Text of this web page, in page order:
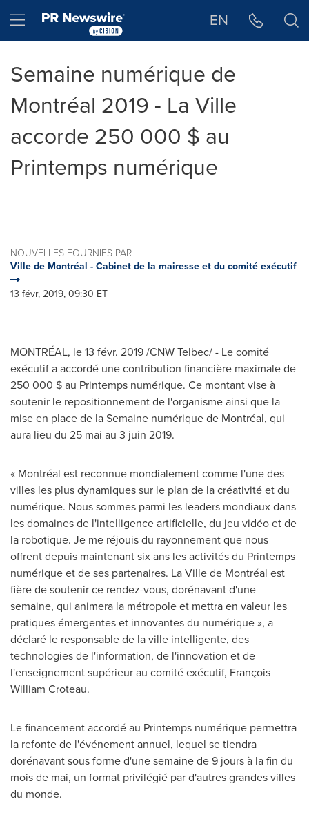
Hamburger menu EN
Semaine numérique de
Montréal 2019 - La Ville
accorde 250 000 $ au
Printemps numérique
NOUVELLES FOURNIES PAR
Ville de Montréal - Cabinet de la mairesse et du comité exécutif
13 févr, 2019, 09:30 ET
MONTRÉAL, le 13 févr. 2019 /CNW Telbec/ - Le comité
exécutif a accordé une contribution financière maximale de
250 000 $ au Printemps numérique. Ce montant vise à
soutenir le repositionnement de l'organisme ainsi que la
mise en place de la Semaine numérique de Montréal, qui
aura lieu du 25 mai au 3 juin 2019.
« Montréal est reconnue mondialement comme l'une des
villes les plus dynamiques sur le plan de la créativité et du
numérique. Nous sommes parmi les leaders mondiaux dans
les domaines de l'intelligence artificielle, du jeu vidéo et de
la robotique. Je me réjouis du rayonnement que nous
offrent depuis maintenant six ans les activités du Printemps
numérique et de ses partenaires. La Ville de Montréal est
fière de soutenir ce rendez-vous, dorénavant d'une
semaine, qui animera la métropole et mettra en valeur les
pratiques émergentes et innovantes du numérique », a
déclaré le responsable de la ville intelligente, des
technologies de l'information, de l'innovation et de
l'enseignement supérieur au comité exécutif, François
William Croteau.
Le financement accordé au Printemps numérique permettra
la refonte de l'événement annuel, lequel se tiendra
dorénavant sous forme d'une semaine de 9 jours à la fin du
mois de mai, un format privilégié par d'autres grandes villes
du monde.